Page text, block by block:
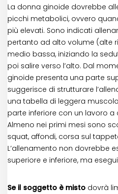
La donna ginoide dovrebbe
picchi metabolici, ovvero
più elevati. Sono indicati
pertanto ad alto volume (alte
medio bassa, iniziando la
poi salire verso l’alto. Dal
ginoide presenta una parte
suggerisce di strutturare
una tabella di leggera
parte inferiore con un lavoro a
Almeno nei primi mesi sono
squat, affondi, corsa sul
L’allenamento non dovrebbe
superiore e inferiore, ma
Se il soggetto è misto dovrà